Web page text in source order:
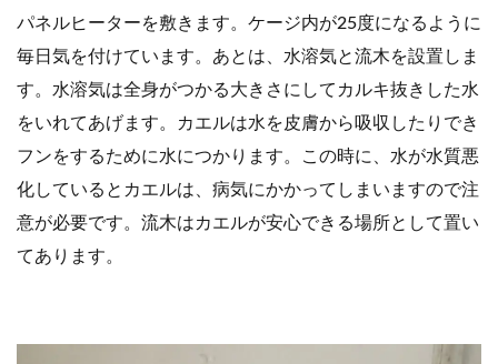
パネルヒーターを敷きます。ケージ内が25度になるように
毎日気を付けています。あとは、水溶気と流木を設置しま
す。水溶気は全身がつかる大きさにしてカルキ抜きした水
をいれてあげます。カエルは水を皮膚から吸収したりでき
フンをするために水につかります。この時に、水が水質悪
化しているとカエルは、病気にかかってしまいますので注
意が必要です。流木はカエルが安心できる場所として置い
てあります。